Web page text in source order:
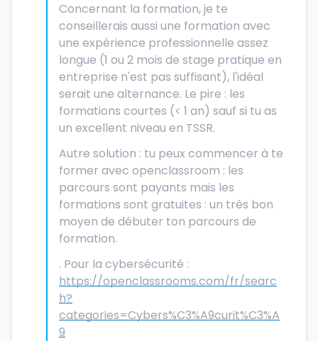
Concernant la formation, je te
conseillerais aussi une formation avec
une expérience professionnelle assez
longue (1 ou 2 mois de stage pratique en
entreprise n'est pas suffisant), l'idéal
serait une alternance. Le pire : les
formations courtes (< 1 an) sauf si tu as
un excellent niveau en TSSR.
Autre solution : tu peux commencer à te
former avec openclassroom : les
parcours sont payants mais les
formations sont gratuites : un très bon
moyen de débuter ton parcours de
formation.
. Pour la cybersécurité :
https://openclassrooms.com/fr/searc
h?
categories=Cybers%C3%A9curit%C3%A
9